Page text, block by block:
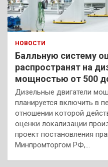
НОВОСТИ
Балльную систему
распространят на
мощностью от 500
Дизельные двигатели
планируется включить в
отношении которой
оценки локализации
проект постановления
Минпромторгом РФ,…